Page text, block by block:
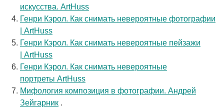
искусства. ArtHuss
Генри Кэрол. Как снимать невероятные фотографии
| ArtHuss
Генри Кэрол. Как снимать невероятные пейзажи
| ArtHuss
Генри Кэрол. Как снимать невероятные
портреты ArtHuss
Мифология композиция в фотографии. Андрей
Зейгарник .